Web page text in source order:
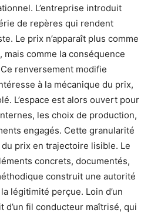
L’entreprise introduit
de repères qui rendent
Le prix n’apparaît plus comme
mais comme la conséquence
renversement modifie
à la mécanique du prix,
L’espace est alors ouvert pour
les choix de production,
engagés. Cette granularité
prix en trajectoire lisible. Le
concrets, documentés,
construit une autorité
légitimité perçue. Loin d’un
d’un fil conducteur maîtrisé, qui